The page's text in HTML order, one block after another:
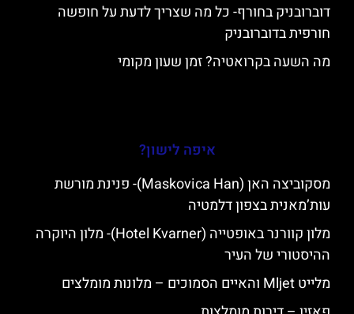
דוברובניק בחורף- כל מה שצריך לדעת על חופשה
חורפית בדוברובניק
מה השעה בקרואטיה? זמן שעון מקומי
איפה לישון?
מסקוביצה האן (Maskovica Han)- פנינת מורשת
עות’מאנית בצפון דלמטיה
מלון קוורנר באופטייה (Hotel Kvarner)- מלון היוקרה
ההיסטורי של העיר
מלייט Mljet והאיים הסמוכים – מלונות מומלצים